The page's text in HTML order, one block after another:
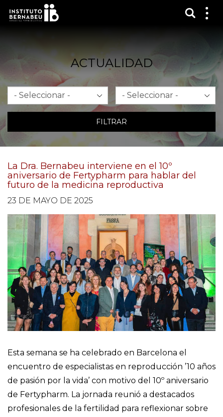
ACTUALIDAD
Mes Año
FILTRAR
La Dra. Bernabeu interviene en el 10º
aniversario de Fertypharm para hablar del
futuro de la medicina reproductiva
23 DE MAYO DE 2025
Esta semana se ha celebrado en Barcelona el
encuentro de especialistas en reproducción ’10 años
de pasión por la vida’ con motivo del 10º aniversario
de Fertypharm. La jornada reunió a destacados
profesionales de la fertilidad para reflexionar sobre